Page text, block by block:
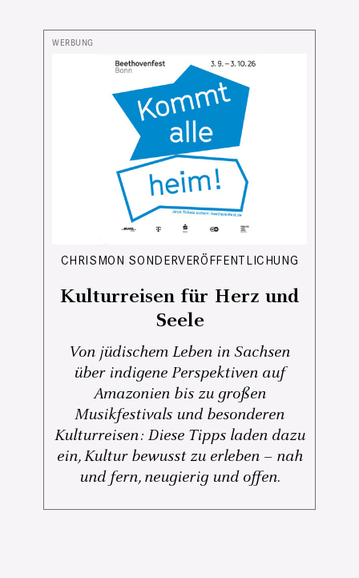
CHRISMON SONDERVERÖFFENTLICHUNG
Kulturreisen für Herz und
Seele
Von jüdischem Leben in Sachsen
über indigene Perspektiven auf
Amazonien bis zu großen
Musikfestivals und besonderen
Kulturreisen: Diese Tipps laden dazu
ein, Kultur bewusst zu erleben – nah
und fern, neugierig und offen.